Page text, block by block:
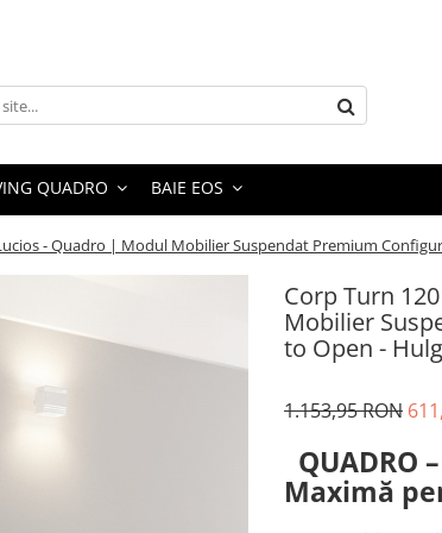
QUADRO BAIE EOS
- Quadro | Modul Mobilier Suspendat Premium
Corp Turn
Mobilier
to Open -
1.153,95 RON
QUADRO
Maximă